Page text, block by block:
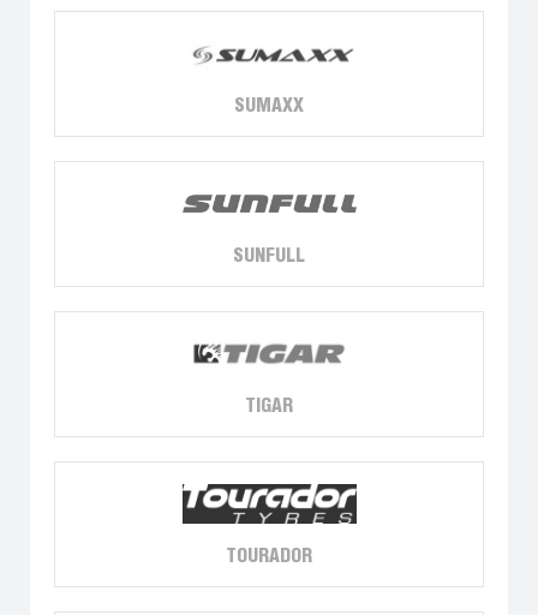
SUMAXX
SUNFULL
TIGAR
TOURADOR